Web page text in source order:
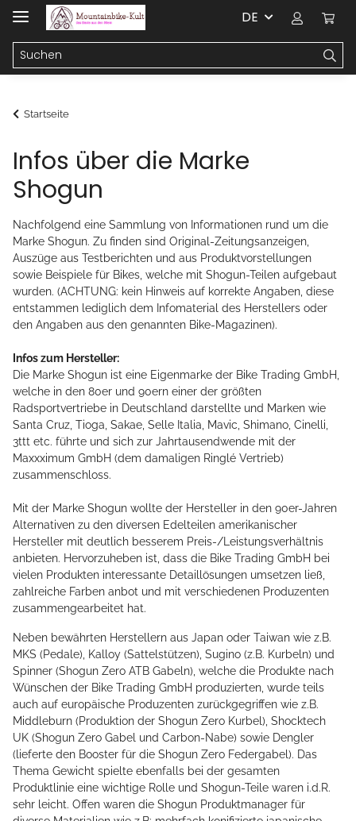
DE
Startseite
Infos über die Marke
Shogun
Nachfolgend eine Sammlung von Informationen rund um die
Marke Shogun. Zu finden sind Original-Zeitungsanzeigen,
Auszüge aus Testberichten und aus Produktvorstellungen
sowie Beispiele für Bikes, welche mit Shogun-Teilen aufgebaut
wurden. (ACHTUNG: kein Hinweis auf korrekte Angaben, diese
entstammen lediglich dem Infomaterial des Herstellers oder
den Angaben aus den genannten Bike-Magazinen).
Infos zum Hersteller:
Die Marke Shogun ist eine Eigenmarke der Bike Trading GmbH,
welche in den 80er und 90ern einer der größten
Radsportvertriebe in Deutschland darstellte und Marken wie
Santa Cruz, Tioga, Sakae, Selle Italia, Mavic, Shimano, Cinelli,
3ttt etc. führte und sich zur Jahrtausendwende mit der
Maxxximum GmbH (dem damaligen Ringlé Vertrieb)
zusammenschloss.
Mit der Marke Shogun wollte der Hersteller in den 90er-Jahren
Alternativen zu den diversen Edelteilen amerikanischer
Hersteller mit deutlich besserem Preis-/Leistungsverhältnis
anbieten. Hervorzuheben ist, dass die Bike Trading GmbH bei
vielen Produkten interessante Detaillösungen umsetzen ließ,
zahlreiche Farben anbot und mit verschiedenen Produzenten
zusammengearbeitet hat.
Neben bewährten Herstellern aus Japan oder Taiwan wie z.B.
MKS (Pedale), Kalloy (Sattelstützen), Sugino (z.B. Kurbeln) und
Spinner (Shogun Zero ATB Gabeln), welche die Produkte nach
Wünschen der Bike Trading GmbH produzierten, wurde teils
auch auf europäische Produzenten zurückgegriffen wie z.B.
Middleburn (Produktion der Shogun Zero Kurbel), Shocktech
UK (Shogun Zero Gabel und Carbon-Nabe) sowie Dengler
(lieferte den Booster für die Shogun Zero Federgabel). Das
Thema Gewicht spielte ebenfalls bei der gesamten
Produktlinie eine wichtige Rolle und Shogun-Teile waren i.d.R.
sehr leicht. Offen waren die Shogun Produktmanager für